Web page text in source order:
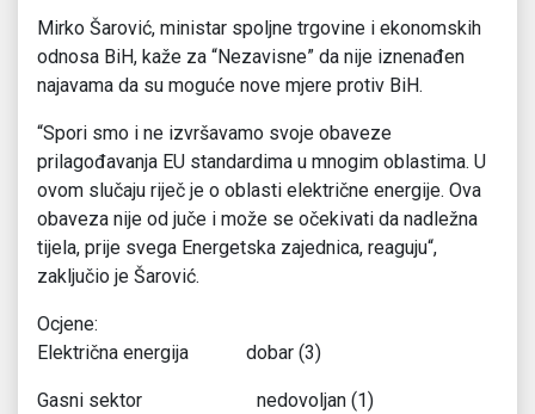
Mirko Šarović, ministar spoljne trgovine i ekonomskih
odnosa BiH, kaže za “Nezavisne” da nije iznenađen
najavama da su moguće nove mjere protiv BiH.
“Spori smo i ne izvršavamo svoje obaveze
prilagođavanja EU standardima u mnogim oblastima. U
ovom slučaju riječ je o oblasti električne energije. Ova
obaveza nije od juče i može se očekivati da nadležna
tijela, prije svega Energetska zajednica, reaguju“,
zaključio je Šarović.
Ocjene:
Električna energija dobar (3)
Gasni sektor nedovoljan (1)